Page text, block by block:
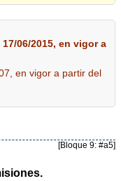
06/2015, en vigor a
en vigor a partir del
[Bloque 9: #a5]